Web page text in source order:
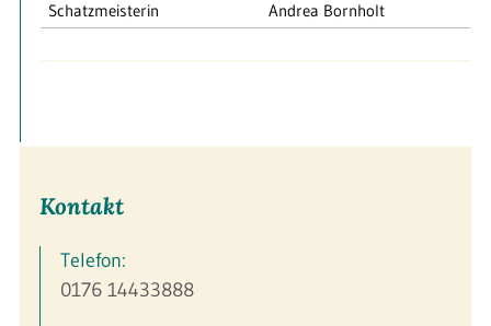
Schatzmeisterin
Andrea Bornholt
Kontakt
Telefon:
0176 14433888